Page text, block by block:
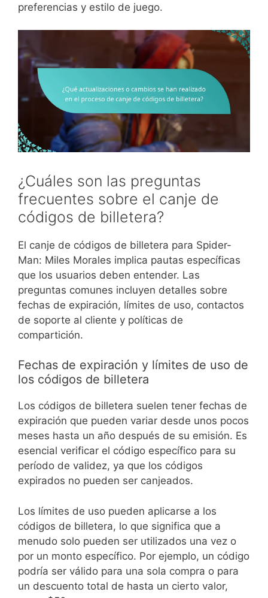
preferencias y estilo de juego.
¿Cuáles son las preguntas
frecuentes sobre el canje de
códigos de billetera?
El canje de códigos de billetera para Spider-
Man: Miles Morales implica pautas específicas
que los usuarios deben entender. Las
preguntas comunes incluyen detalles sobre
fechas de expiración, límites de uso, contactos
de soporte al cliente y políticas de
compartición.
Fechas de expiración y límites de uso de
los códigos de billetera
Los códigos de billetera suelen tener fechas de
expiración que pueden variar desde unos pocos
meses hasta un año después de su emisión. Es
esencial verificar el código específico para su
período de validez, ya que los códigos
expirados no pueden ser canjeados.
Los límites de uso pueden aplicarse a los
códigos de billetera, lo que significa que a
menudo solo pueden ser utilizados una vez o
por un monto específico. Por ejemplo, un código
podría ser válido para una sola compra o para
un descuento total de hasta un cierto valor,